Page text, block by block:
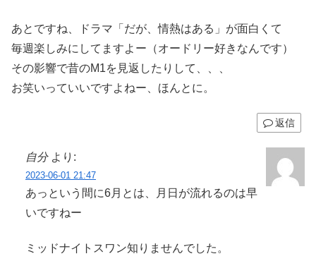
あとですね、ドラマ「だが、情熱はある」が面白くて
毎週楽しみにしてますよー（オードリー好きなんです）
その影響で昔のM1を見返したりして、、、
お笑いっていいですよねー、ほんとに。
返信
自分 より:
2023-06-01 21:47
あっという間に6月とは、月日が流れるのは早
いですねー
ミッドナイトスワン知りませんでした。